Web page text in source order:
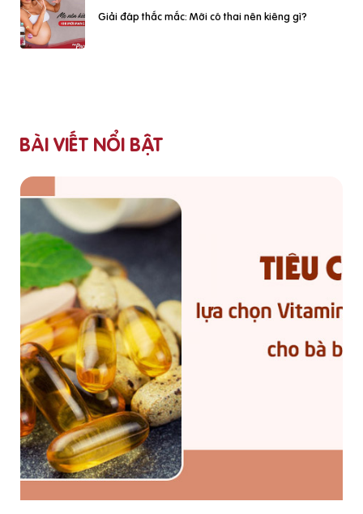
Giải đáp thắc mắc: Mới có thai nên kiêng gì?
BÀI VIẾT NỔI BẬT